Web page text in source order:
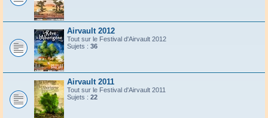
Airvault 2012
Tout sur le Festival d'Airvault 2012
Sujets : 36
Airvault 2011
Tout sur le Festival d'Airvault 2011
Sujets : 22